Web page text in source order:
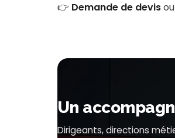
👉 Demande de devisou
Un
Dirigeants, directions